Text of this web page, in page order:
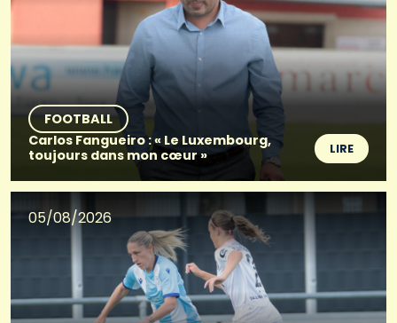
FOOTBALL
Carlos Fangueiro : « Le Luxembourg,
toujours dans mon cœur »
LIRE
05/08/2026